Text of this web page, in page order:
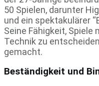
50 Spielen, darunter
und ein spektakulärer
Seine Fähigkeit,
Technik zu
gemacht.
Beständigkeit und